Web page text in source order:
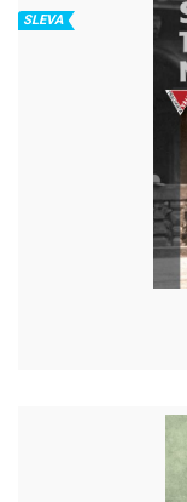
SLEVA